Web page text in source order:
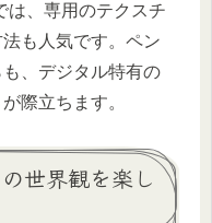
は、専用のテクスチ
も人気です。ペン
、デジタル特有の
際立ちます。
世界観を楽し